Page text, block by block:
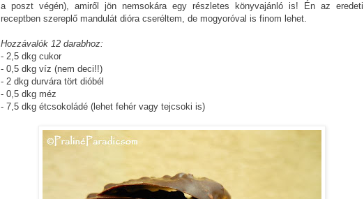
a poszt végén), amiről jön nemsokára egy részletes könyvajánló is! Én az eredeti
receptben szereplő mandulát dióra cseréltem, de mogyoróval is finom lehet.
Hozzávalók 12 darabhoz:
- 2,5 dkg cukor
- 0,5 dkg víz (nem deci!!)
- 2 dkg durvára tört dióbél
- 0,5 dkg méz
- 7,5 dkg étcsokoládé (lehet fehér vagy tejcsoki is)